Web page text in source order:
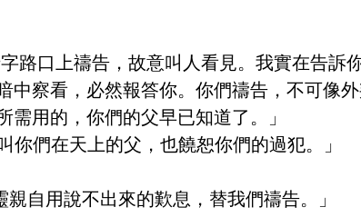
路口上禱告，故意叫人看見。我實在告訴
察看，必然報答你。你們禱告，不可像
用的，你們的父早已知道了。」
們在天上的父，也饒恕你們的過犯。」
自用說不出來的歎息，替我們禱告。」